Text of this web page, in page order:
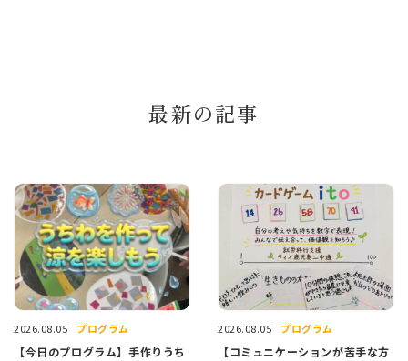
最新の記事
2026.08.05 プログラム
【今日のプログラム】手作りうち
2026.08.05 プログラム
【コミュニケーションが苦手な方